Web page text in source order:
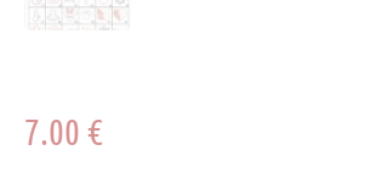
7.00 €